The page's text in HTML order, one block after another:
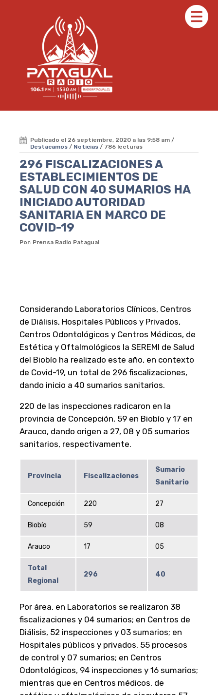
Publicado el 26 septiembre, 2020 a las 9:58 am /
Destacamos / Noticias / 786 lecturas
296 FISCALIZACIONES A
ESTABLECIMIENTOS DE
SALUD CON 40 SUMARIOS HA
INICIADO AUTORIDAD
SANITARIA EN MARCO DE
COVID-19
Por: Prensa Radio Patagual
Considerando Laboratorios Clínicos, Centros
de Diálisis, Hospitales Públicos y Privados,
Centros Odontológicos y Centros Médicos, de
Estética y Oftalmológicos la SEREMI de Salud
del Biobío ha realizado este año, en contexto
de Covid-19, un total de 296 fiscalizaciones,
dando inicio a 40 sumarios sanitarios.
220 de las inspecciones radicaron en la
provincia de Concepción, 59 en Biobío y 17 en
Arauco, dando origen a 27, 08 y 05 sumarios
sanitarios, respectivamente.
Provincia Fiscalizaciones
Sumario
Sanitario
Concepción 220 27
Biobío 59 08
Arauco 17 05
Total
Regional
296 40
Por área, en Laboratorios se realizaron 38
fiscalizaciones y 04 sumarios; en Centros de
Diálisis, 52 inspecciones y 03 sumarios; en
Hospitales públicos y privados, 55 procesos
de control y 07 sumarios; en Centros
Odontológicos, 94 inspecciones y 16 sumarios;
mientras que en Centros médicos, de